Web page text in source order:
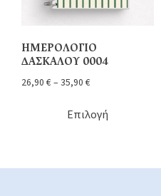
ΗΜΕΡΟΛΟΓΙΟ
ΔΑΣΚΑΛΟΥ 0004
26,90 € – 35,90 €
Επιλογή